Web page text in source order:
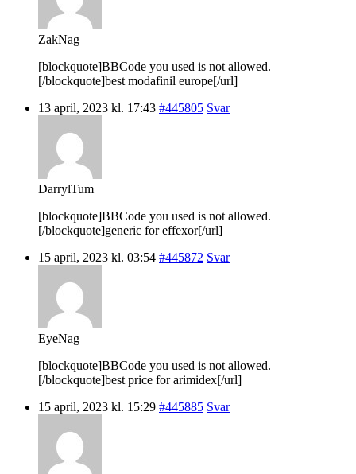
ZakNag
[blockquote]BBCode you used is not allowed.
[/blockquote]best modafinil europe[/url]
13 april, 2023 kl. 17:43 #445805 Svar
DarrylTum
[blockquote]BBCode you used is not allowed.
[/blockquote]generic for effexor[/url]
15 april, 2023 kl. 03:54 #445872 Svar
EyeNag
[blockquote]BBCode you used is not allowed.
[/blockquote]best price for arimidex[/url]
15 april, 2023 kl. 15:29 #445885 Svar